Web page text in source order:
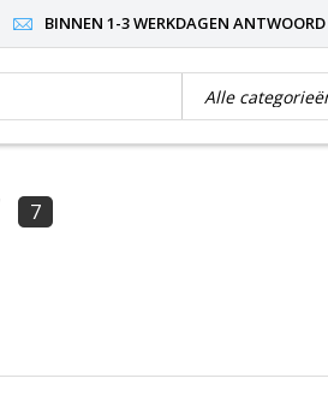
BINNEN 1-3 WERKDAGEN ANTWOORD
7